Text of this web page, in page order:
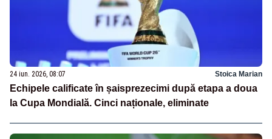
24 iun. 2026, 08:07 Stoica Marian
Echipele calificate în șaisprezecimi după etapa a doua
la Cupa Mondială. Cinci naționale, eliminate